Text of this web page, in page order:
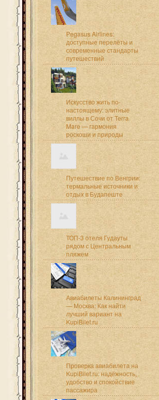
Pegasus Airlines:
доступные перелёты и
современные стандарты
путешествий
Искусство жить по-
настоящему: элитные
виллы в Сочи от Terra
Mare — гармония
роскоши и природы
Путешествие по Венгрии:
термальные источники и
отдых в Будапеште
ТОП-3 отеля Гудауты
рядом с Центральным
пляжем
Авиабилеты Калининград
— Москва: Как найти
лучший вариант на
KupiBilet.ru
Проверка авиабилета на
KupiBilet.ru: надёжность,
удобство и спокойствие
пассажира